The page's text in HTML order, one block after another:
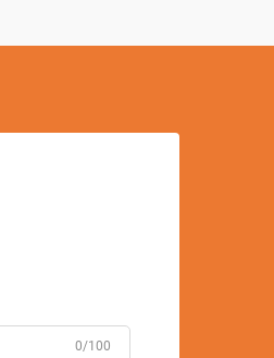
0/100